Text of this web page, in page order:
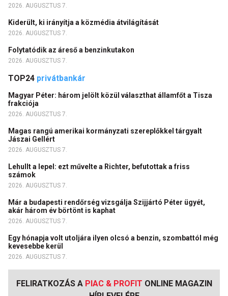
2026. AUGUSZTUS 7.
Kiderült, ki irányítja a közmédia átvilágítását
2026. AUGUSZTUS 7.
Folytatódik az áreső a benzinkutakon
2026. AUGUSZTUS 7.
TOP24 privátbankár
Magyar Péter: három jelölt közül választhat államfőt a Tisza
frakciója
2026. AUGUSZTUS 7.
Magas rangú amerikai kormányzati szereplőkkel tárgyalt
Jászai Gellért
2026. AUGUSZTUS 7.
Lehullt a lepel: ezt művelte a Richter, befutottak a friss
számok
2026. AUGUSZTUS 7.
Már a budapesti rendőrség vizsgálja Szijjártó Péter ügyét,
akár három év börtönt is kaphat
2026. AUGUSZTUS 7.
Egy hónapja volt utoljára ilyen olcsó a benzin, szombattól még
kevesebbe kerül
2026. AUGUSZTUS 7.
FELIRATKOZÁS A PIAC & PROFIT ONLINE MAGAZIN